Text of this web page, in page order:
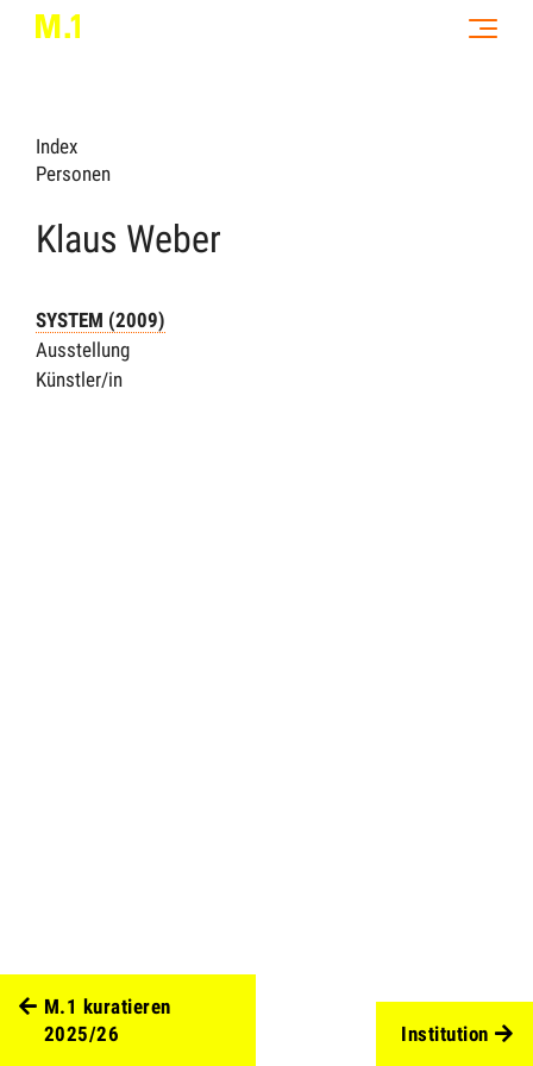
Index
Personen
Klaus Weber
SYSTEM (2009)
Ausstellung
Künstler/in
M.1 kuratieren
2025/26
Institution